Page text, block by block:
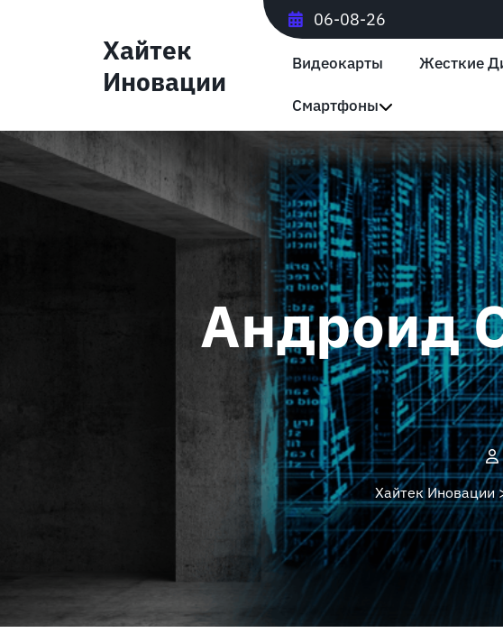
Хайтек
Иновации
06-08-26
Видеокарты Жесткие
Смартфоны
Андроид
Хайтек Иновации